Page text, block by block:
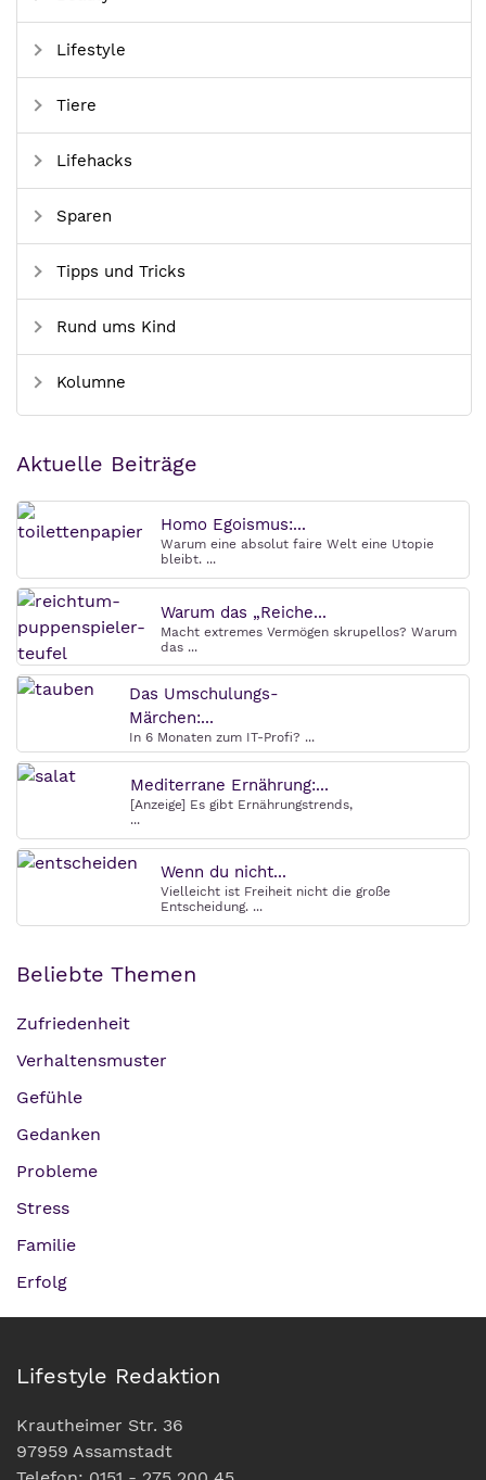
Lifestyle
Tiere
Lifehacks
Sparen
Tipps und Tricks
Rund ums Kind
Kolumne
Aktuelle Beiträge
Homo Egoismus:...
Warum eine absolut faire Welt eine Utopie
bleibt. ...
Warum das „Reiche...
Macht extremes Vermögen skrupellos? Warum
das ...
Das Umschulungs-
Märchen:...
In 6 Monaten zum IT-Profi? ...
Mediterrane Ernährung:...
[Anzeige] Es gibt Ernährungstrends,
...
Wenn du nicht...
Vielleicht ist Freiheit nicht die große
Entscheidung. ...
Beliebte Themen
Zufriedenheit
Verhaltensmuster
Gefühle
Gedanken
Probleme
Stress
Familie
Erfolg
Lifestyle Redaktion
Krautheimer Str. 36
97959 Assamstadt